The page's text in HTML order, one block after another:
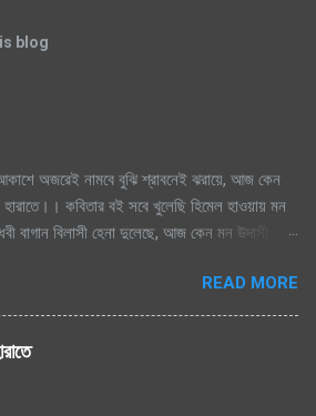
blog
অজরেই নামবে বুঝি শ্রাবনেই ঝরায়ে, আজ কেন
কবিতার বই সবে খুলেছি হিমেল হাওয়ায় মন
বাগান বিলাসী হেনা দুলেছে, আজ কেন মন উদাসী হয়ে
থেমেছে, আজ কেন মন উদাসী হয়ে দূর অজানায় চায়
হলো আকাশে অঝরে নামবে বুঝি শ্রাবনেই ঝরায়ে, আজ
হারাতে
READ MORE